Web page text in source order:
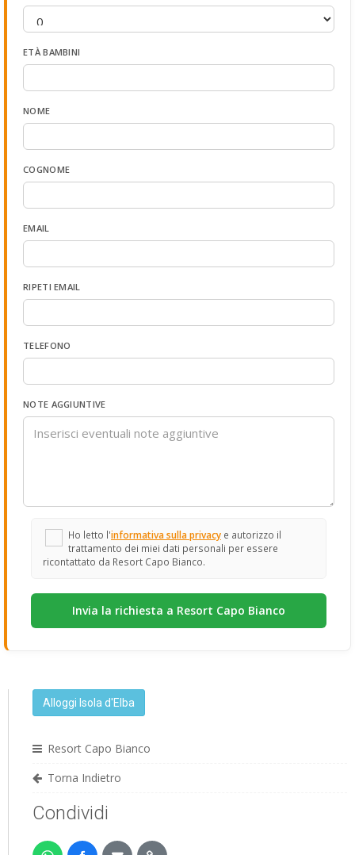
ETÀ BAMBINI
NOME
COGNOME
EMAIL
RIPETI EMAIL
TELEFONO
NOTE AGGIUNTIVE
Ho letto l'informativa sulla privacy e autorizzo il
trattamento dei miei dati personali per essere
ricontattato da Resort Capo Bianco.
Alloggi Isola d'Elba
Resort Capo Bianco
Torna Indietro
Condividi